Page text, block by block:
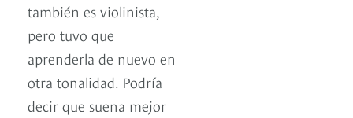
también es violinista,
pero tuvo que
aprenderla de nuevo en
otra tonalidad. Podría
decir que suena mejor